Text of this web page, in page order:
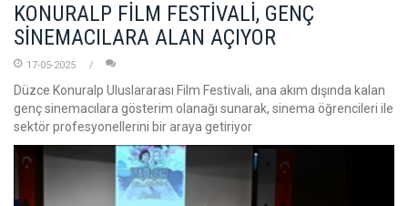
KONURALP FİLM FESTİVALİ, GENÇ
SİNEMACILARA ALAN AÇIYOR
17-05-2025
Düzce Konuralp Uluslararası Film Festivali, ana akım dışında kalan
genç sinemacılara gösterim olanağı sunarak, sinema öğrencileri ile
sektör profesyonellerini bir araya getiriyor